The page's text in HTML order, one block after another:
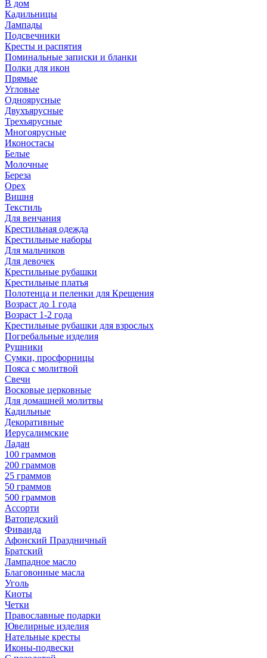
В дом
Кадильницы
Лампады
Подсвечники
Кресты и распятия
Поминальные записки и бланки
Полки для икон
Прямые
Угловые
Одноярусные
Двухъярусные
Трехъярусные
Многоярусные
Иконостасы
Белые
Молочные
Береза
Орех
Вишня
Текстиль
Для венчания
Крестильная одежда
Крестильные наборы
Для мальчиков
Для девочек
Крестильные рубашки
Крестильные платья
Полотенца и пеленки для Крещения
Возраст до 1 года
Возраст 1-2 года
Крестильные рубашки для взрослых
Погребальные изделия
Рушники
Сумки, просфорницы
Пояса с молитвой
Свечи
Восковые церковные
Для домашней молитвы
Кадильные
Декоративные
Иерусалимские
Ладан
100 граммов
200 граммов
25 граммов
50 граммов
500 граммов
Ассорти
Ватопедский
Фиваида
Афонский Праздничный
Братский
Лампадное масло
Благовонные масла
Уголь
Киоты
Четки
Православные подарки
Ювелирные изделия
Нательные кресты
Иконы-подвески